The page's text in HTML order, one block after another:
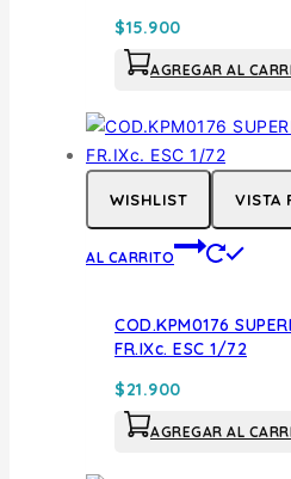
$15.900
AGREGAR AL
WISHLIST VISTA
AL CARRITO
COD.KPM0176
FR.IXc. ESC 1/72
$21.900
AGREGAR AL